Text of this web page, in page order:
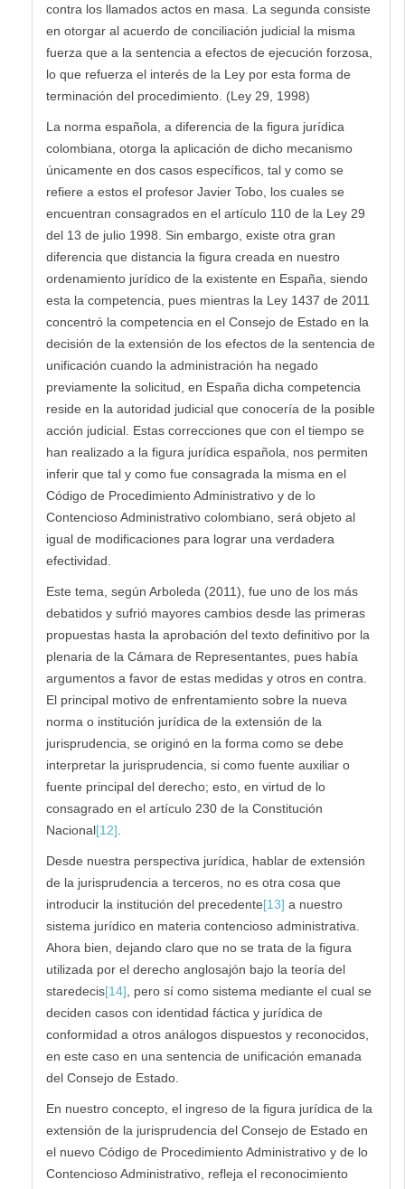
contra los llamados actos en masa. La segunda consiste
en otorgar al acuerdo de conciliación judicial la misma
fuerza que a la sentencia a efectos de ejecución forzosa,
lo que refuerza el interés de la Ley por esta forma de
terminación del procedimiento. (Ley 29, 1998)
La norma española, a diferencia de la figura jurídica
colombiana, otorga la aplicación de dicho mecanismo
únicamente en dos casos específicos, tal y como se
refiere a estos el profesor Javier Tobo, los cuales se
encuentran consagrados en el artículo 110 de la Ley 29
del 13 de julio 1998. Sin embargo, existe otra gran
diferencia que distancia la figura creada en nuestro
ordenamiento jurídico de la existente en España, siendo
esta la competencia, pues mientras la Ley 1437 de 2011
concentró la competencia en el Consejo de Estado en la
decisión de la extensión de los efectos de la sentencia de
unificación cuando la administración ha negado
previamente la solicitud, en España dicha competencia
reside en la autoridad judicial que conocería de la posible
acción judicial. Estas correcciones que con el tiempo se
han realizado a la figura jurídica española, nos permiten
inferir que tal y como fue consagrada la misma en el
Código de Procedimiento Administrativo y de lo
Contencioso Administrativo colombiano, será objeto al
igual de modificaciones para lograr una verdadera
efectividad.
Este tema, según Arboleda (2011), fue uno de los más
debatidos y sufrió mayores cambios desde las primeras
propuestas hasta la aprobación del texto definitivo por la
plenaria de la Cámara de Representantes, pues había
argumentos a favor de estas medidas y otros en contra.
El principal motivo de enfrentamiento sobre la nueva
norma o institución jurídica de la extensión de la
jurisprudencia, se originó en la forma como se debe
interpretar la jurisprudencia, si como fuente auxiliar o
fuente principal del derecho; esto, en virtud de lo
consagrado en el artículo 230 de la Constitución
Nacional[12]
Desde nuestra perspectiva jurídica, hablar de extensión
de la jurisprudencia a terceros, no es otra cosa que
introducir la institución del precedente[13] a nuestro
sistema jurídico en materia contencioso administrativa.
Ahora bien, dejando claro que no se trata de la figura
utilizada por el derecho anglosajón bajo la teoría del
staredecis[14] , pero sí como sistema mediante el cual se
deciden casos con identidad fáctica y jurídica de
conformidad a otros análogos dispuestos y reconocidos,
en este caso en una sentencia de unificación emanada
del Consejo de Estado.
En nuestro concepto, el ingreso de la figura jurídica de la
extensión de la jurisprudencia del Consejo de Estado en
el nuevo Código de Procedimiento Administrativo y de lo
Contencioso Administrativo, refleja el reconocimiento